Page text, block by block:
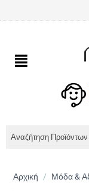
Αρχική / Μόδα &